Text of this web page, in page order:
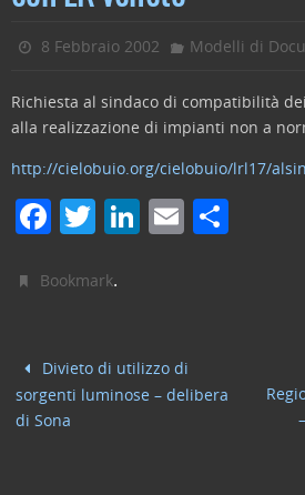
8 Febbraio 2002 Modelli di
Richiesta al sindaco di compatibilità
alla realizzazione di impianti non a
http://cielobuio.org/cielobuio/lrl17/
F
c
b
o
o
T
itt
Li
dI
n
E
Bookmark.
Divieto di utilizzo di
sorgenti luminose – delibera
di Sona